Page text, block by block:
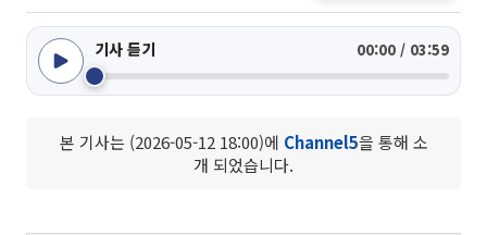
기사 듣기 00:00 / 03:59
본 기사는 (2026-05-12 18:00)에 Channel5을 통해 소
개 되었습니다.